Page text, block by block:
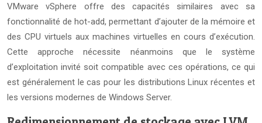
VMware vSphere offre des capacités similaires avec sa
fonctionnalité de hot-add, permettant d’ajouter de la mémoire et
des CPU virtuels aux machines virtuelles en cours d’exécution.
Cette approche nécessite néanmoins que le système
d’exploitation invité soit compatible avec ces opérations, ce qui
est généralement le cas pour les distributions Linux récentes et
les versions modernes de Windows Server.